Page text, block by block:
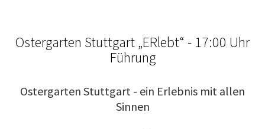
Ostergarten Stuttgart „ERlebt“ - 17:00 Uhr
Führung
Ostergarten Stuttgart - ein Erlebnis mit allen
Sinnen